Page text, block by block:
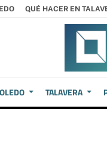
QUÉ HACER EN
TALAVERA